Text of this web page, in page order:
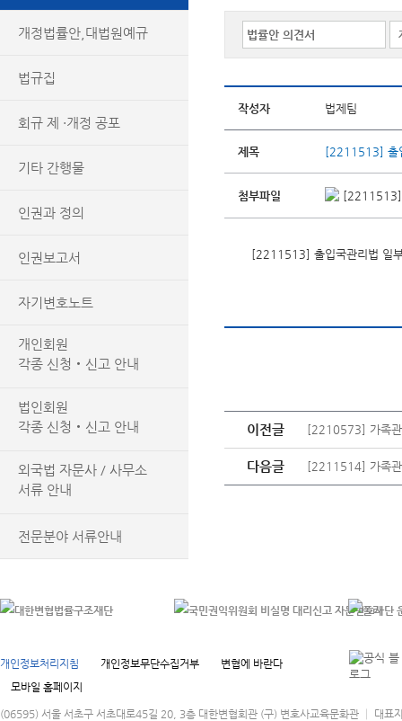
개정법률안,대법원예규
법규집
회규 제 ·개정 공포
기타 간행물
인권과 정의
인권보고서
자기변호노트
개인회원
각종 신청‧신고 안내
법인회원
각종 신청‧신고 안내
외국법 자문사 / 사무소
서류 안내
전문분야 서류안내
작성자 법제팀
제목 [2211513] 출
첨부파일 [2211513]
[2211513] 출입국관리법 일
이전글 [2210573] 가족관
다음글 [2211514] 가족관
개인정보처리지침 개인정보무단수집거부
변협에 바란다
모바일 홈페이지
(06595) 서울 서초구 서초대로45길 20, 3층 대한변협회관 (구) 변호사교육문화관 │ 대표